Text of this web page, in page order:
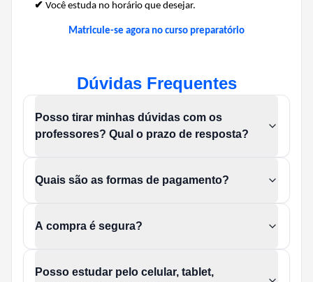
✔ Você estuda no horário que desejar.
Matricule-se agora no curso preparatório
Dúvidas Frequentes
Posso tirar minhas dúvidas com os
professores? Qual o prazo de resposta?
Quais são as formas de pagamento?
A compra é segura?
Posso estudar pelo celular, tablet,